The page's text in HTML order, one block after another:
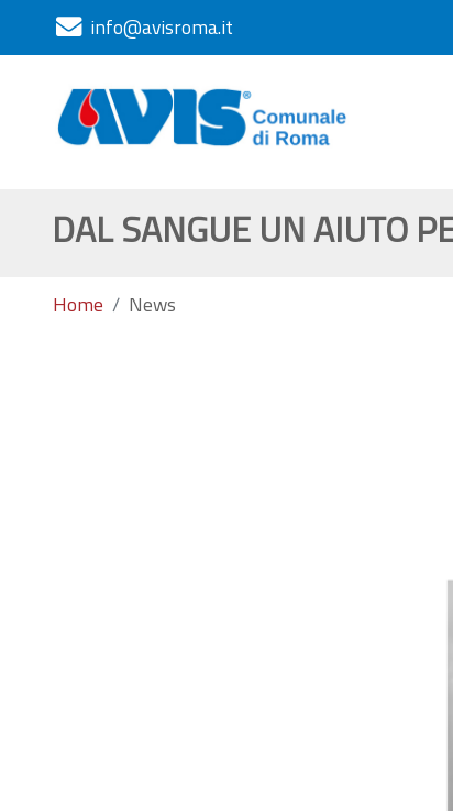
info@avisroma.it
DAL SANGUE UN AIUTO
Home News